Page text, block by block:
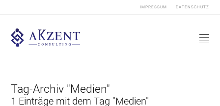
IMPRESSUM DATENSCHUTZ
Tag-Archiv "Medien"
1 Einträge mit dem Tag "Medien"